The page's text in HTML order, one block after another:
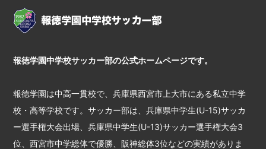
報徳学園中学校サッカー部の公式ホームページです。
報徳学園は中高一貫校で、兵庫県西宮市上大市にある私立中学
校・高等学校です。サッカー部は、兵庫県中学生(U-15)サッカ
ー選手権大会出場、兵庫県中学生(U-13)サッカー選手権大会3
位、西宮市中学総体で優勝、阪神総体3位などの実績がありま